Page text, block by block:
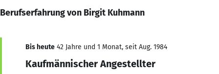
Berufserfahrung von Birgit Kuhmann
Bis heute 42 Jahre und 1 Monat, seit Aug. 1984
Kaufmännischer Angestellter